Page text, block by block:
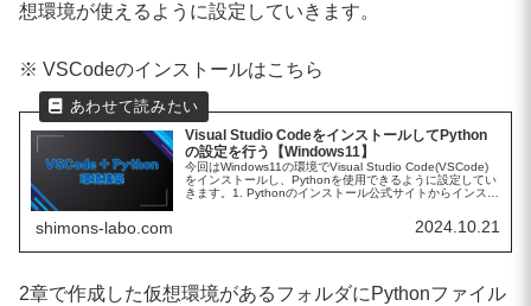
想環境が使えるように設定していきます。
※ VSCodeのインストールはこちら
Visual Studio CodeをインストールしてPython
の設定を行う【Windows11】
今回はWindows11の環境でVisual Studio Code(VSCode)
をインストールし、Pythonを使用できるように設定してい
きます。1. Pythonのインストール公式サイトからインスト
shimons-labo.com 2024.10.21
2章で作成した仮想環境があるフォルダにPythonファイル